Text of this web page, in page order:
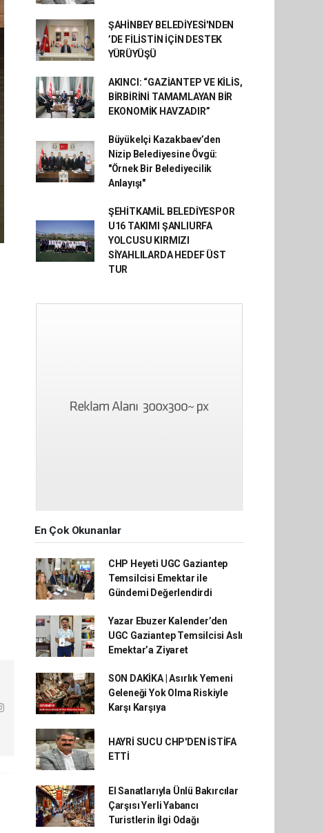
ŞAHİNBEY BELEDİYESİ'NDEN
’DE FİLİSTİN İÇİN DESTEK
YÜRÜYÜŞÜ
AKINCI: “GAZİANTEP VE KİLİS,
BİRBİRİNİ TAMAMLAYAN BİR
EKONOMİK HAVZADIR”
Büyükelçi Kazakbaev’den
Nizip Belediyesine Övgü:
"Örnek Bir Belediyecilik
Anlayışı"
ŞEHİTKAMİL BELEDİYESPOR
U16 TAKIMI ŞANLIURFA
YOLCUSU KIRMIZI
SİYAHLILARDA HEDEF ÜST
TUR
En Çok Okunanlar
CHP Heyeti UGC Gaziantep
Temsilcisi Emektar ile
Gündemi Değerlendirdi
Yazar Ebuzer Kalender’den
UGC Gaziantep Temsilcisi Aslı
Emektar’a Ziyaret
SON DAKİKA | Asırlık Yemeni
Geleneği Yok Olma Riskiyle
Karşı Karşıya
HAYRİ SUCU CHP'DEN İSTİFA
ETTİ
El Sanatlarıyla Ünlü Bakırcılar
Çarşısı Yerli Yabancı
Turistlerin İlgi Odağı